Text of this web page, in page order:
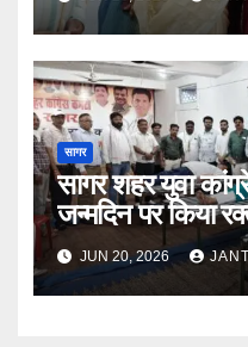
सागर
सागर शहर युवा
जन्मदिन पर किया
JUN 20, 2026